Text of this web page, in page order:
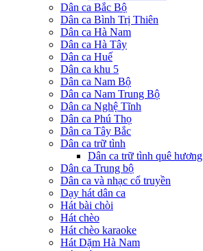
Dân ca Bắc Bộ
Dân ca Bình Trị Thiên
Dân ca Hà Nam
Dân ca Hà Tây
Dân ca Huế
Dân ca khu 5
Dân ca Nam Bộ
Dân ca Nam Trung Bộ
Dân ca Nghệ Tĩnh
Dân ca Phú Thọ
Dân ca Tây Bắc
Dân ca trữ tình
Dân ca trữ tình quê hương
Dân ca Trung bộ
Dân ca và nhạc cổ truyền
Dạy hát dân ca
Hát bài chòi
Hát chèo
Hát chèo karaoke
Hát Dặm Hà Nam